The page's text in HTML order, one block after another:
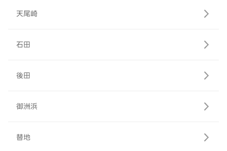
天尾崎
石田
後田
御洲浜
替地